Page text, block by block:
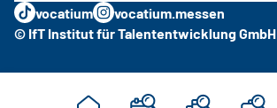
vocatium
vocatium.messen
© IfT Institut für Talententwicklung GmbH